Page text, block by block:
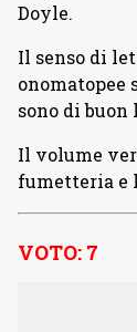
Doyle.
Il senso di
onomatopee
sono di
Il volume
fumetteria e
VOTO: 7